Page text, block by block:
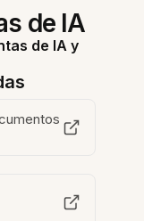
de IA
de IA y